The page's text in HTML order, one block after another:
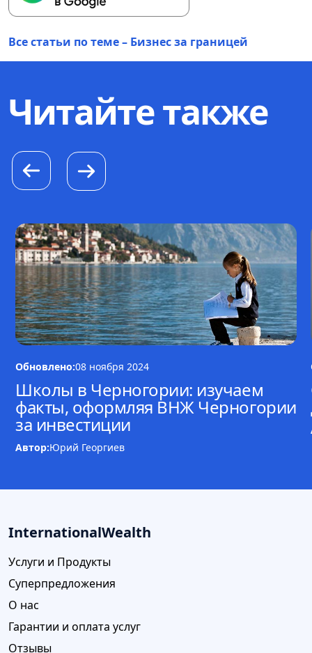
Все статьи по теме – Бизнес за границей
Читайте также
Обновлено:08 ноября 2024
Школы в Черногории: изучаем
факты, оформляя ВНЖ Черногории
за инвестиции
Автор:Юрий Георгиев
InternationalWealth
Услуги и Продукты
Суперпредложения
О нас
Гарантии и оплата услуг
Отзывы